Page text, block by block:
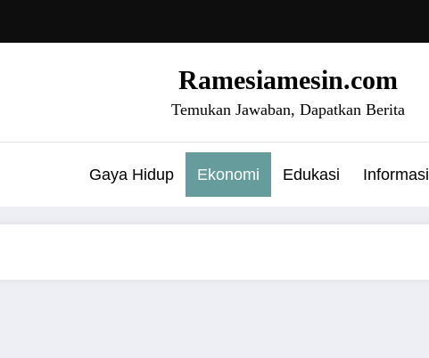
Ramesiamesin.com
Temukan Jawaban, Dapatkan Berita
Gaya Hidup Ekonomi Edukasi Informasi